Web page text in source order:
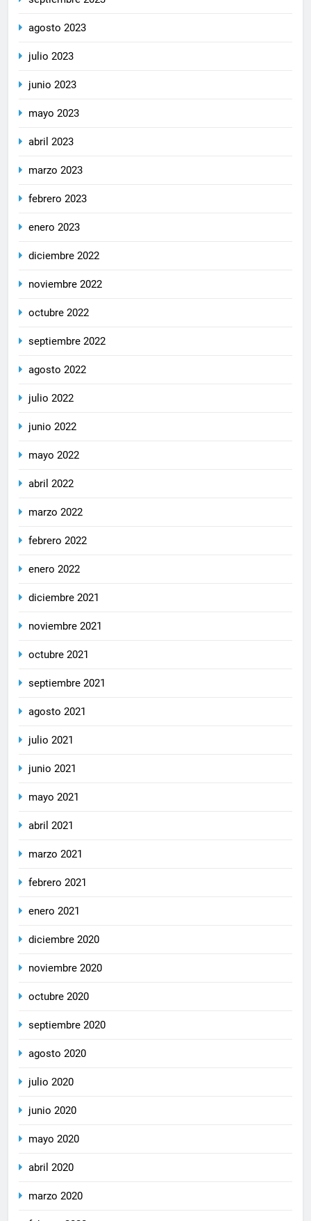
agosto 2023
julio 2023
junio 2023
mayo 2023
abril 2023
marzo 2023
febrero 2023
enero 2023
diciembre 2022
noviembre 2022
octubre 2022
septiembre 2022
agosto 2022
julio 2022
junio 2022
mayo 2022
abril 2022
marzo 2022
febrero 2022
enero 2022
diciembre 2021
noviembre 2021
octubre 2021
septiembre 2021
agosto 2021
julio 2021
junio 2021
mayo 2021
abril 2021
marzo 2021
febrero 2021
enero 2021
diciembre 2020
noviembre 2020
octubre 2020
septiembre 2020
agosto 2020
julio 2020
junio 2020
mayo 2020
abril 2020
marzo 2020